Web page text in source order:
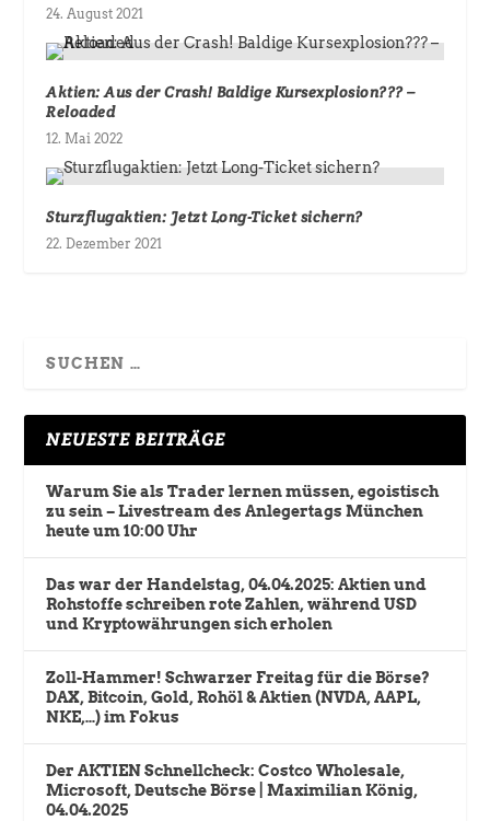
24. August 2021
Aktien: Aus der Crash! Baldige Kursexplosion??? –
Reloaded
12. Mai 2022
Sturzflugaktien: Jetzt Long-Ticket sichern?
22. Dezember 2021
NEUESTE BEITRÄGE
Warum Sie als Trader lernen müssen, egoistisch
zu sein – Livestream des Anlegertags München
heute um 10:00 Uhr
Das war der Handelstag, 04.04.2025: Aktien und
Rohstoffe schreiben rote Zahlen, während USD
und Kryptowährungen sich erholen
Zoll-Hammer! Schwarzer Freitag für die Börse?
DAX, Bitcoin, Gold, Rohöl & Aktien (NVDA, AAPL,
NKE,…) im Fokus
Der AKTIEN Schnellcheck: Costco Wholesale,
Microsoft, Deutsche Börse | Maximilian König,
04.04.2025